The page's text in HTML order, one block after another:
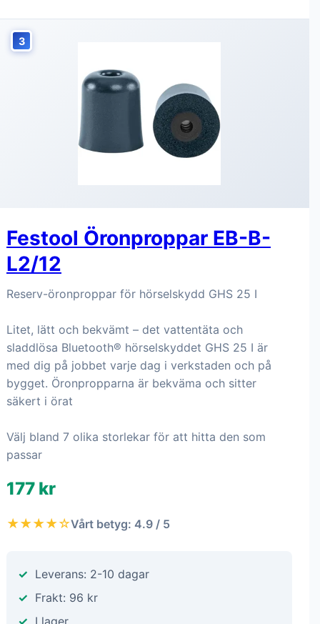
3
Festool Öronproppar EB-B-
L2/12
Reserv-öronproppar för hörselskydd GHS 25 I
Litet, lätt och bekvämt – det vattentäta och
sladdlösa Bluetooth® hörselskyddet GHS 25 I är
med dig på jobbet varje dag i verkstaden och på
bygget. Öronpropparna är bekväma och sitter
säkert i örat
Välj bland 7 olika storlekar för att hitta den som
passar
177 kr
★★★★☆Vårt betyg: 4.9 / 5
Leverans: 2-10 dagar
Frakt: 96 kr
I lager